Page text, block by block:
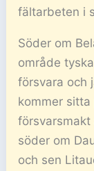
fältarbeten i
Söder om
område
försvara och
kommer sitta
söder om
och sen